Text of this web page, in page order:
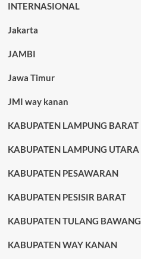
INTERNASIONAL
Jakarta
JAMBI
Jawa Timur
JMI way kanan
KABUPATEN LAMPUNG BARAT
KABUPATEN LAMPUNG UTARA
KABUPATEN PESAWARAN
KABUPATEN PESISIR BARAT
KABUPATEN TULANG BAWANG
KABUPATEN WAY KANAN